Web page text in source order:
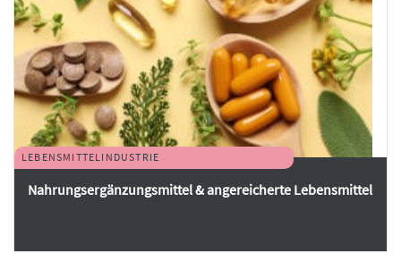
LEBENSMITTELINDUSTRIE
Nahrungsergänzungsmittel & angereicherte Lebensmittel